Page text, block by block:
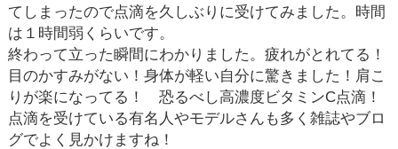
てしまったので点滴を久しぶりに受けてみました。時間
は１時間弱くらいです。
終わって立った瞬間にわかりました。疲れがとれてる！
目のかすみがない！身体が軽い自分に驚きました！肩こ
りが楽になってる！ 恐るべし高濃度ビタミンC点滴！
点滴を受けている有名人やモデルさんも多く雑誌やブロ
グでよく見かけますね！